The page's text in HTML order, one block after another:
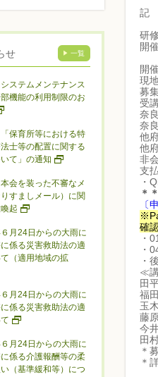
記
研
開
開
現
募
受
奈
奈
他
他
非
支
・
＊
〔
※
確
・
・
・
≪
田
福
玉
藤
今
田
＊
＊
せ 一覧
システムメンテナンス
機能の利用制限のお
「保育所等における特
士等の配置に関する
て」の通知
本会を装った不審なメ
すましメール）に関
起
月24日からの大雨に
係る災害救助法の適
（適用地域の拡
月24日からの大雨に
係る災害救助法の適
月24日からの大雨に
係る介護報酬等の柔
（基準緩和等）につ